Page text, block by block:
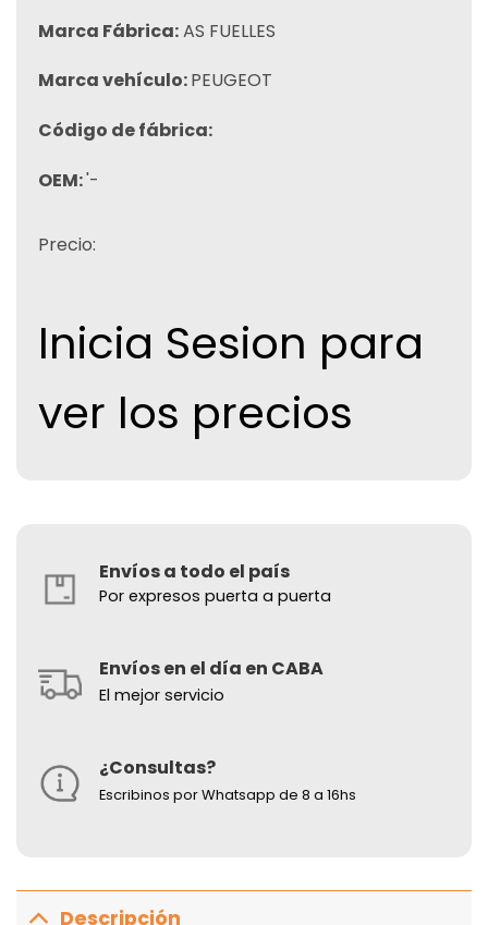
Marca Fábrica:AS FUELLES
Marca vehículo:PEUGEOT
Código de fábrica:
OEM:'-
Precio:
Inicia Sesion para
ver los precios
Envíos a todo el país
Por expresos puerta a puerta
Envíos en el día en CABA
El mejor servicio
¿Consultas?
Escribinos por Whatsapp de 8 a 16hs
Descripción